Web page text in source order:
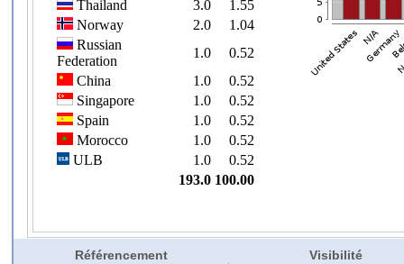
Référencement Visibilité